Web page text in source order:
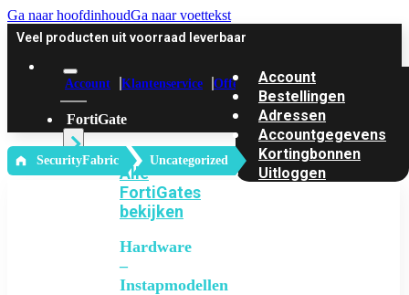
Ga naar hoofdinhoudGa naar voettekst
Veel producten uit voorraad leverbaar
Account Klantenservice Offerte
FortiGate
Alle
FortiGates
bekijken
Hardware
–
Instapmodellen
Account
Bestellingen
Adressen
Accountgegevens
Kortingbonnen
Uitloggen
‎ SecurityFabric Uncategorized